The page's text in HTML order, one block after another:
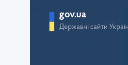
gov.ua
Державні сайти